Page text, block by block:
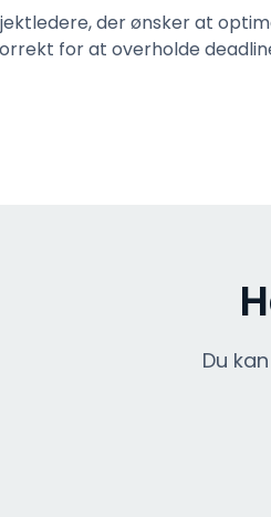
der ønsker at
for at overholde
Du